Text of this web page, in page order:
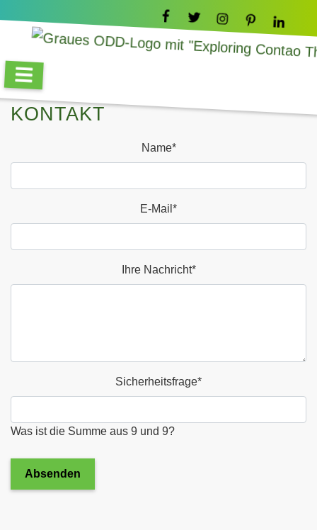
BLEIBEN SIE MIT UNS IN
KONTAKT
Name*
E-Mail *
Ihre Nachricht*
Sicherheitsfrage*
Was ist die Summe aus 9 und 9?
Absenden